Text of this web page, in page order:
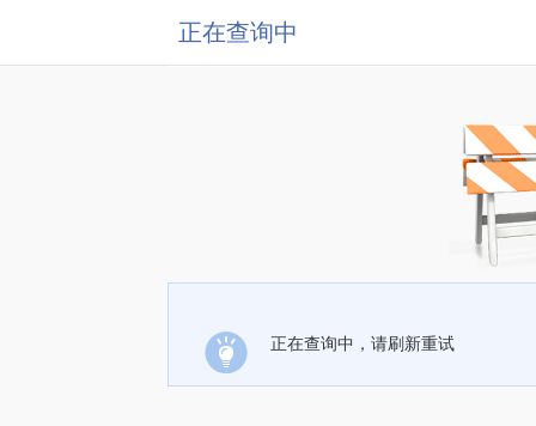
正在查询中
正在查询中，请刷新重试